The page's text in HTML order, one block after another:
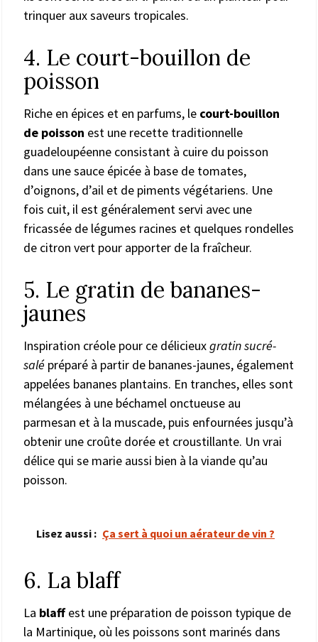
trinquer aux saveurs tropicales.
4. Le court-bouillon de
poisson
Riche en épices et en parfums, le court-bouillon
de poisson est une recette traditionnelle
guadeloupéenne consistant à cuire du poisson
dans une sauce épicée à base de tomates,
d’oignons, d’ail et de piments végétariens. Une
fois cuit, il est généralement servi avec une
fricassée de légumes racines et quelques rondelles
de citron vert pour apporter de la fraîcheur.
5. Le gratin de bananes-
jaunes
Inspiration créole pour ce délicieuxgratin sucré-
salé préparé à partir de bananes-jaunes, également
appelées bananes plantains. En tranches, elles sont
mélangées à une béchamel onctueuse au
parmesan et à la muscade, puis enfournées jusqu’à
obtenir une croûte dorée et croustillante. Un vrai
délice qui se marie aussi bien à la viande qu’au
poisson.
Lisez aussi : Ça sert à quoi un aérateur de vin ?
6. La blaff
La blaffest une préparation de poisson typique de
la Martinique, où les poissons sont marinés dans